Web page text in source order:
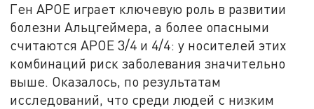
Ген APOE играет ключевую роль в развитии
болезни Альцгеймера, а более опасными
считаются APOE 3/4 и 4/4: у носителей этих
комбинаций риск заболевания значительно
выше. Оказалось, по результатам
исследований, что среди людей с низким